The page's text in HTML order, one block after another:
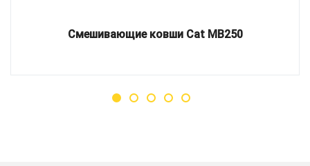
Смешивающие ковши Cat MB250